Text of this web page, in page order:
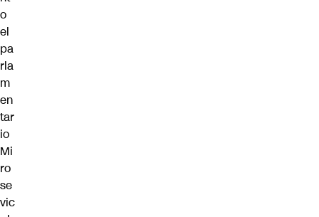
o
el
pa
rla
m
en
tar
io
Mi
ro
se
vic